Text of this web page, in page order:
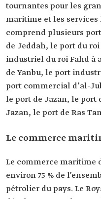
tournantes pour les
maritime et les services
comprend plusieurs
de Jeddah, le port du
industriel du roi Fahd à
de Yanbu, le port
port commercial d’al-
le port de Jazan, le port
Jazan, le port de Ras
Le commerce
Le commerce maritime
environ 75 % de
pétrolier du pays. Le